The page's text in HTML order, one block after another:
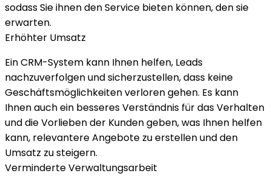
sodass Sie ihnen den Service bieten können, den sie
erwarten.
Erhöhter Umsatz
Ein CRM-System kann Ihnen helfen, Leads
nachzuverfolgen und sicherzustellen, dass keine
Geschäftsmöglichkeiten verloren gehen. Es kann
Ihnen auch ein besseres Verständnis für das Verhalten
und die Vorlieben der Kunden geben, was Ihnen helfen
kann, relevantereAngebote zu erstellen und den
Umsatz zu steigern.
Verminderte Verwaltungsarbeit